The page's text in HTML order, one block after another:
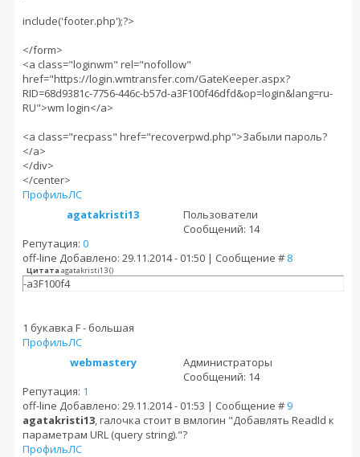
include('footer.php');?>
</form>
<a class="loginwm" rel="nofollow"
href="https://login.wmtransfer.com/GateKeeper.aspx?
RID=68d9381c-7756-446c-b57d-a3F100f46dfd&op=login&lang=ru-
RU">wm login</a>
<a class="recpass" href="recoverpwd.php">Забыли пароль?
</a>
</div>
</center>
ПрофильЛС
agatakristi13
Пользователи
Сообщений: 14
Репутация: 0
off-line Добавлено: 29.11.2014 - 01:50 | Сообщение # 8
Цитата agatakristi13()
-a3F100f4
1 букавка F - большая
ПрофильЛС
webmastery
Администраторы
Сообщений: 14
Репутация: 1
off-line Добавлено: 29.11.2014 - 01:53 | Сообщение # 9
agatakristi13, галочка стоит в вмлогин "Добавлять ReadId к
параметрам URL (query string)."?
ПрофильЛС